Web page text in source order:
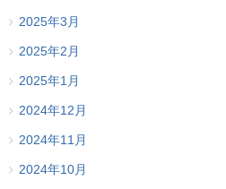
2025年3月
2025年2月
2025年1月
2024年12月
2024年11月
2024年10月